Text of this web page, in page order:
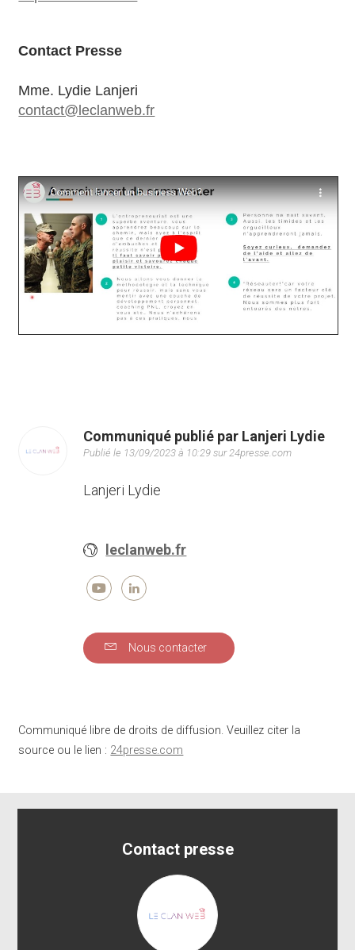
Contact Presse
Mme. Lydie Lanjeri
contact@leclanweb.fr
Communiqué publié par Lanjeri Lydie
Publié le 13/09/2023 à 10:29 sur 24presse.com
Lanjeri Lydie
leclanweb.fr
Nous contacter
Communiqué libre de droits de diffusion. Veuillez citer la
source ou le lien : 24presse.com
Contact presse